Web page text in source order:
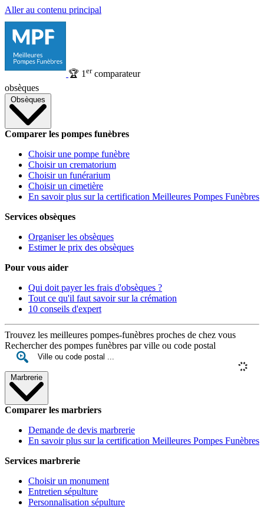
Aller au contenu principal
🏆 1 ercomparateur
obsèques
Obsèques
Comparer les pompes funèbres
Choisir une pompe funèbre
Choisir un crematorium
Choisir un funérarium
Choisir un cimetière
En savoir plus sur la certification Meilleures Pompes Funèbres
Services obsèques
Organiser les obsèques
Estimer le prix des obsèques
Pour vous aider
Qui doit payer les frais d'obsèques ?
Tout ce qu'il faut savoir sur la crémation
10 conseils d'expert
Trouvez les meilleures pompes-funèbres proches de chez vous
Rechercher des pompes funèbres par ville ou code postal
Marbrerie
Comparer les marbriers
Demande de devis marbrerie
En savoir plus sur la certification Meilleures Pompes Funèbres
Services marbrerie
Choisir un monument
Entretien sépulture
Personnalisation sépulture